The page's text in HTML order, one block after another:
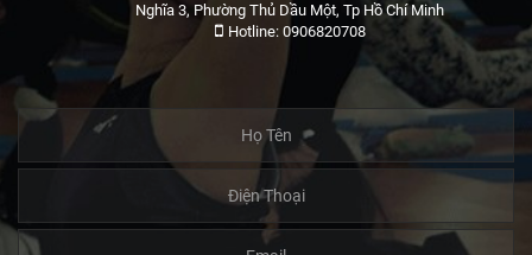
Nghĩa 3, Phường Thủ Dầu Một, Tp Hồ Chí Minh
Hotline: 0906820708